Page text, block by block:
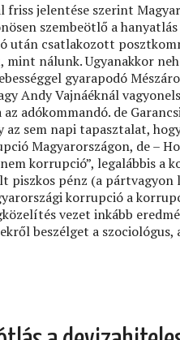
jelentése szerint
szembeötlő a
után csatlakozott
mint nálunk. Ugyanakkor
gyarapodó
Andy Vajnáéknál
adókommandó. de
sem napi tapasztalat,
Magyarországon, de –
korrupció”, legalábbis a
piszkos pénz (a pártvagyon
korrupció a
vezet inkább
beszélget a